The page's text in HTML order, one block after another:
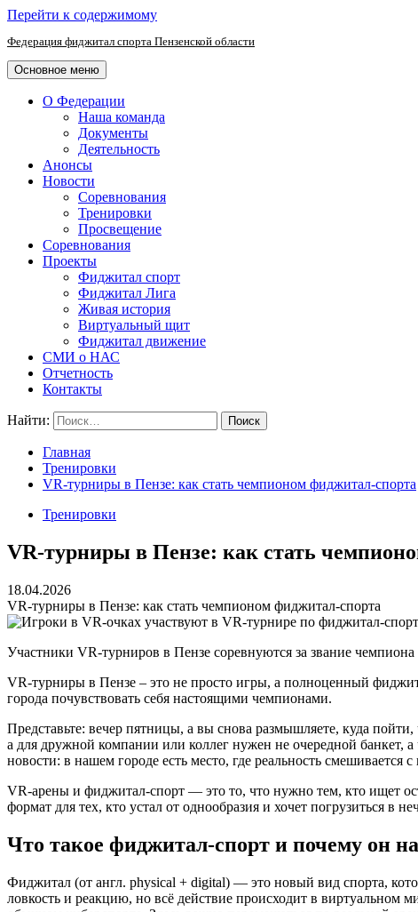
Перейти к содержимому
Федерация фиджитал спорта Пензенской области
Основное меню
О Федерации
Наша команда
Документы
Деятельность
Анонсы
Новости
Соревнования
Тренировки
Просвещение
Соревнования
Проекты
Фиджитал спорт
Фиджитал Лига
Живая история
Виртуальный щит
Фиджитал движение
СМИ о НАС
Отчетность
Контакты
Найти:
Главная
Тренировки
VR-турниры в Пензе: как стать чемпионом фиджитал-спорта
Тренировки
VR-турниры в Пензе: как стать
18.04.2026
VR-турниры в Пензе: как стать чемпионом фиджитал-спорта
Участники VR-турниров в Пензе соревнуются за звание
VR-турниры в Пензе – это не просто игры, а полноценный
города почувствовать себя настоящими чемпионами.
Представьте: вечер пятницы, а вы снова размышляете, куда
а для дружной компании или коллег нужен не очередной банкет,
новости: в нашем городе есть место, где реальность
VR-арены и фиджитал-спорт — это то, что нужно тем, кто ищет
формат для тех, кто устал от однообразия и хочет погрузиться в
Что такое фиджитал-спорт и почему он
Фиджитал (от англ. physical + digital) — это новый вид спорта,
ловкость и реакцию, но всё действие происходит в